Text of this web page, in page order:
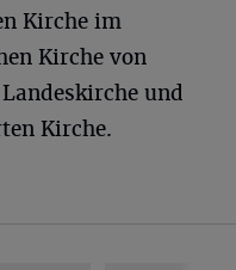
Kirche im
Kirche von
und
Kirche.